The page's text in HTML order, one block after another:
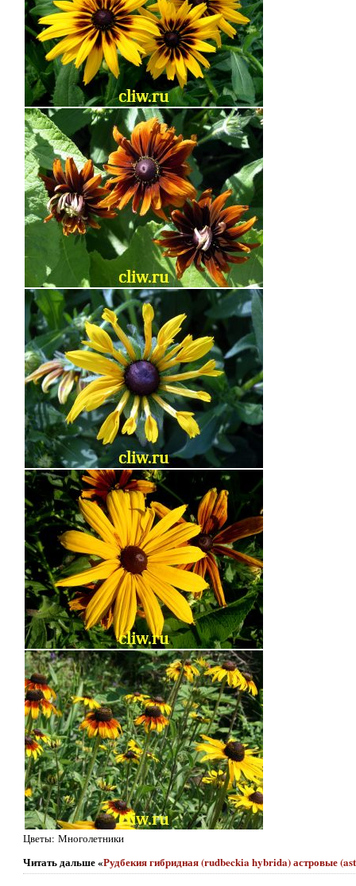
Цветы: Многолетники
Читать дальше «Рудбекия гибридная (rudbeckia hybrida) астровые